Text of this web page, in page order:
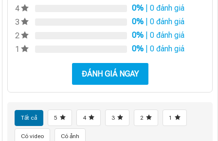
4
0% | 0 đánh giá
3
0% | 0 đánh giá
2
0% | 0 đánh giá
1
0% | 0 đánh giá
ĐÁNH GIÁ NGAY
Tất cả 5 4 3 2 1
Có video Có ảnh